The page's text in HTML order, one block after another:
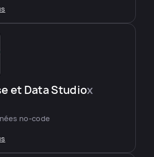
et Data Studiox
no-code